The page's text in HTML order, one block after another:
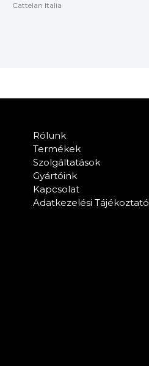
Cattelan Italia
Rólunk
Termékek
Szolgáltatások
Gyártóink
Kapcsolat
Adatkezelési Tájékoztató